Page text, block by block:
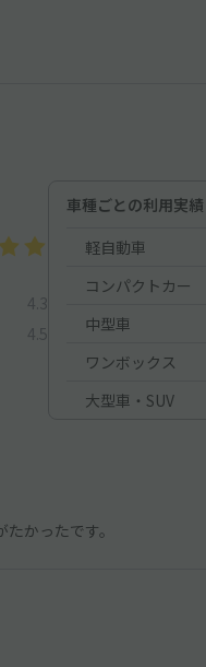
4.3
4.5
車種ごとの利用実績
軽自動車
コンパクトカー
中型車
ワンボックス
大型車・SUV
かったです。